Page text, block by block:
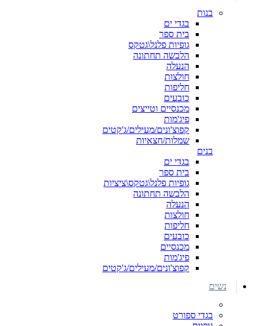
בנות
בגדי ים
בית ספר
גופיות פלנל\גטקס
הלבשה תחתונה
הנעלה
חולצות
חליפות
כובעים
מכנסיים וטייצים
פיג'מות
קפוצ'ונים/מעילים/ג'קטים
שמלות/חצאיות
בנים
בגדי ים
בית ספר
גופיות פלנל\גטקס\ציציות
הלבשה תחתונה
הנעלה
חולצות
חליפות
כובעים
מכנסיים
פיג'מות
קפוצ'ונים/מעילים/ג'קטים
נשים
בגדי ספורט